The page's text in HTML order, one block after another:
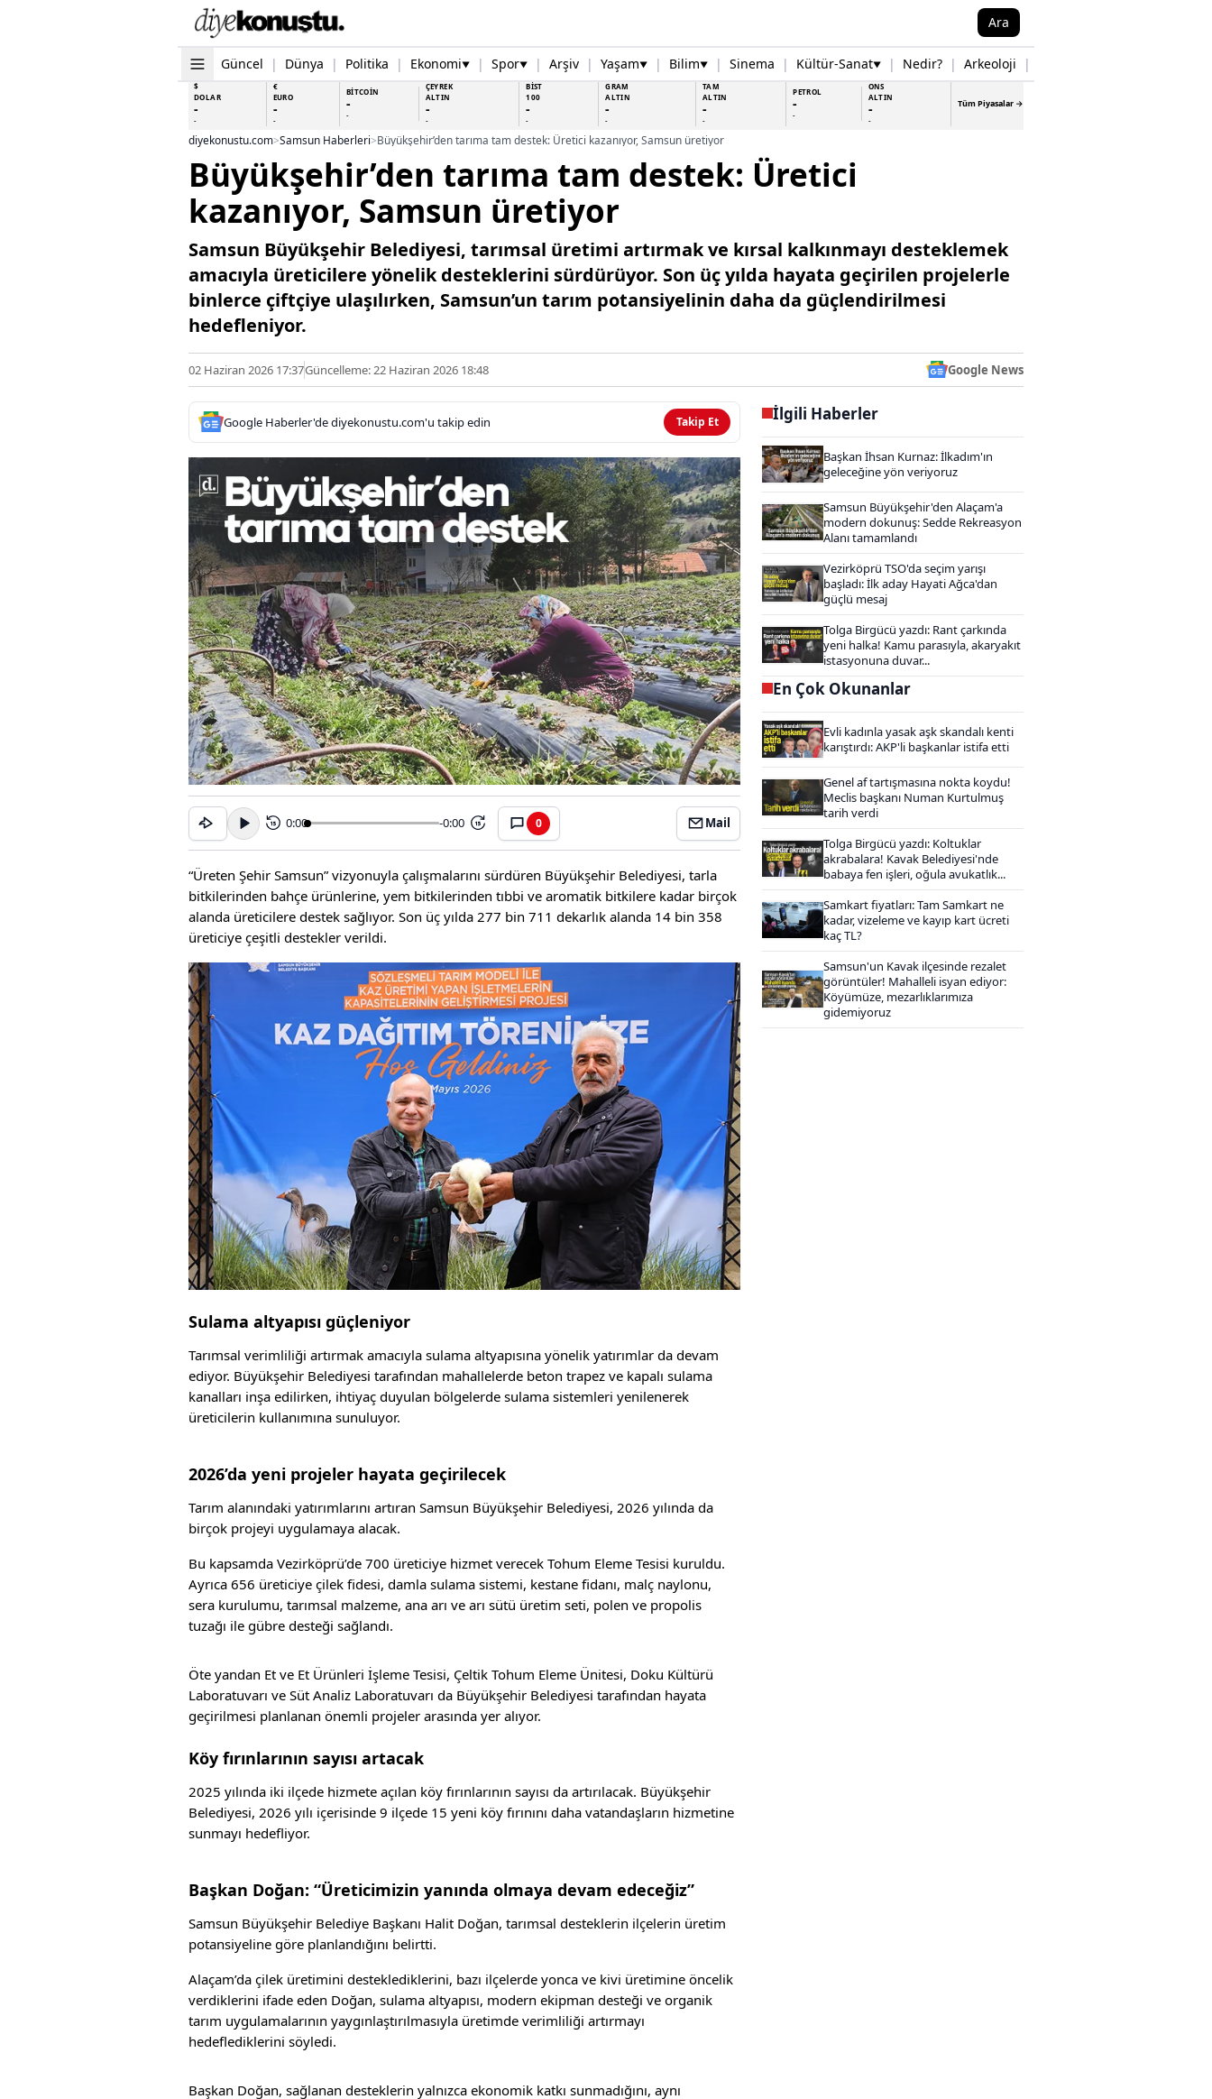
Ara
Güncel | Dünya | Politika | Ekonomi▼ | Spor▼ | Arşiv | Yaşam▼ | Bilim▼ | Sinema | Kültür-Sanat▼ | Nedir? | Arkeoloji |
$
DOLAR
-
-
€
EURO
-
-
BİTCOİN
-
-
ÇEYREK
ALTIN
-
-
BİST
100
-
-
GRAM
ALTIN
-
-
TAM
ALTIN
-
-
PETROL
-
-
ONS
ALTIN
-
-
Tüm Piyasalar →
diyekonustu.com>Samsun Haberleri>Büyükşehir’den tarıma tam destek: Üretici kazanıyor, Samsun üretiyor
Büyükşehir’den tarıma tam destek: Üretici
kazanıyor, Samsun üretiyor
Samsun Büyükşehir Belediyesi, tarımsal üretimi artırmak ve kırsal kalkınmayı desteklemek
amacıyla üreticilere yönelik desteklerini sürdürüyor. Son üç yılda hayata geçirilen projelerle
binlerce çiftçiye ulaşılırken, Samsun’un tarım potansiyelinin daha da güçlendirilmesi
hedefleniyor.
02 Haziran 2026 17:37Güncelleme: 22 Haziran 2026 18:48 Google News
Google Haberler'de diyekonustu.com'u takip edin Takip Et
15 0:00 -0:00 15 0 Mail
“Üreten Şehir Samsun” vizyonuyla çalışmalarını sürdüren Büyükşehir Belediyesi, tarla
bitkilerinden bahçe ürünlerine, yem bitkilerinden tıbbi ve aromatik bitkilere kadar birçok
alanda üreticilere destek sağlıyor. Son üç yılda 277 bin 711 dekarlık alanda 14 bin 358
üreticiye çeşitli destekler verildi.
Sulama altyapısı güçleniyor
Tarımsal verimliliği artırmak amacıyla sulama altyapısına yönelik yatırımlar da devam
ediyor. Büyükşehir Belediyesi tarafından mahallelerde beton trapez ve kapalı sulama
kanalları inşa edilirken, ihtiyaç duyulan bölgelerde sulama sistemleri yenilenerek
üreticilerin kullanımına sunuluyor.
2026’da yeni projeler hayata geçirilecek
Tarım alanındaki yatırımlarını artıran Samsun Büyükşehir Belediyesi, 2026 yılında da
birçok projeyi uygulamaya alacak.
Bu kapsamda Vezirköprü’de 700 üreticiye hizmet verecek Tohum Eleme Tesisi kuruldu.
Ayrıca 656 üreticiye çilek fidesi, damla sulama sistemi, kestane fidanı, malç naylonu,
sera kurulumu, tarımsal malzeme, ana arı ve arı sütü üretim seti, polen ve propolis
tuzağı ile gübre desteği sağlandı.
Öte yandan Et ve Et Ürünleri İşleme Tesisi, Çeltik Tohum Eleme Ünitesi, Doku Kültürü
Laboratuvarı ve Süt Analiz Laboratuvarı da Büyükşehir Belediyesi tarafından hayata
geçirilmesi planlanan önemli projeler arasında yer alıyor.
Köy fırınlarının sayısı artacak
2025 yılında iki ilçede hizmete açılan köy fırınlarının sayısı da artırılacak. Büyükşehir
Belediyesi, 2026 yılı içerisinde 9 ilçede 15 yeni köy fırınını daha vatandaşların hizmetine
sunmayı hedefliyor.
Başkan Doğan: “Üreticimizin yanında olmaya devam edeceğiz”
Samsun Büyükşehir Belediye Başkanı Halit Doğan, tarımsal desteklerin ilçelerin üretim
potansiyeline göre planlandığını belirtti.
Alaçam’da çilek üretimini desteklediklerini, bazı ilçelerde yonca ve kivi üretimine öncelik
verdiklerini ifade eden Doğan, sulama altyapısı, modern ekipman desteği ve organik
tarım uygulamalarının yaygınlaştırılmasıyla üretimde verimliliği artırmayı
hedeflediklerini söyledi.
Başkan Doğan, sağlanan desteklerin yalnızca ekonomik katkı sunmadığını, aynı
İlgili Haberler
Başkan İhsan Kurnaz: İlkadım'ın
geleceğine yön veriyoruz
Samsun Büyükşehir'den Alaçam'a
modern dokunuş: Sedde Rekreasyon
Alanı tamamlandı
Vezirköprü TSO'da seçim yarışı
başladı: İlk aday Hayati Ağca'dan
güçlü mesaj
Tolga Birgücü yazdı: Rant çarkında
yeni halka! Kamu parasıyla, akaryakıt
istasyonuna duvar...
En Çok Okunanlar
Evli kadınla yasak aşk skandalı kenti
karıştırdı: AKP'li başkanlar istifa etti
Genel af tartışmasına nokta koydu!
Meclis başkanı Numan Kurtulmuş
tarih verdi
Tolga Birgücü yazdı: Koltuklar
akrabalara! Kavak Belediyesi'nde
babaya fen işleri, oğula avukatlık...
Samkart fiyatları: Tam Samkart ne
kadar, vizeleme ve kayıp kart ücreti
kaç TL?
Samsun'un Kavak ilçesinde rezalet
görüntüler! Mahalleli isyan ediyor:
Köyümüze, mezarlıklarımıza
gidemiyoruz